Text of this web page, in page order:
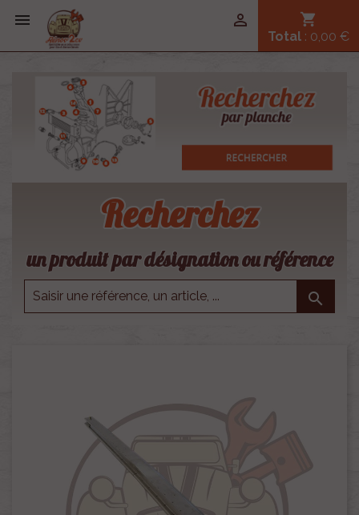
 shopping_cart
Total : 0,00 €

Recherchez
un produit par désignation ou référence
